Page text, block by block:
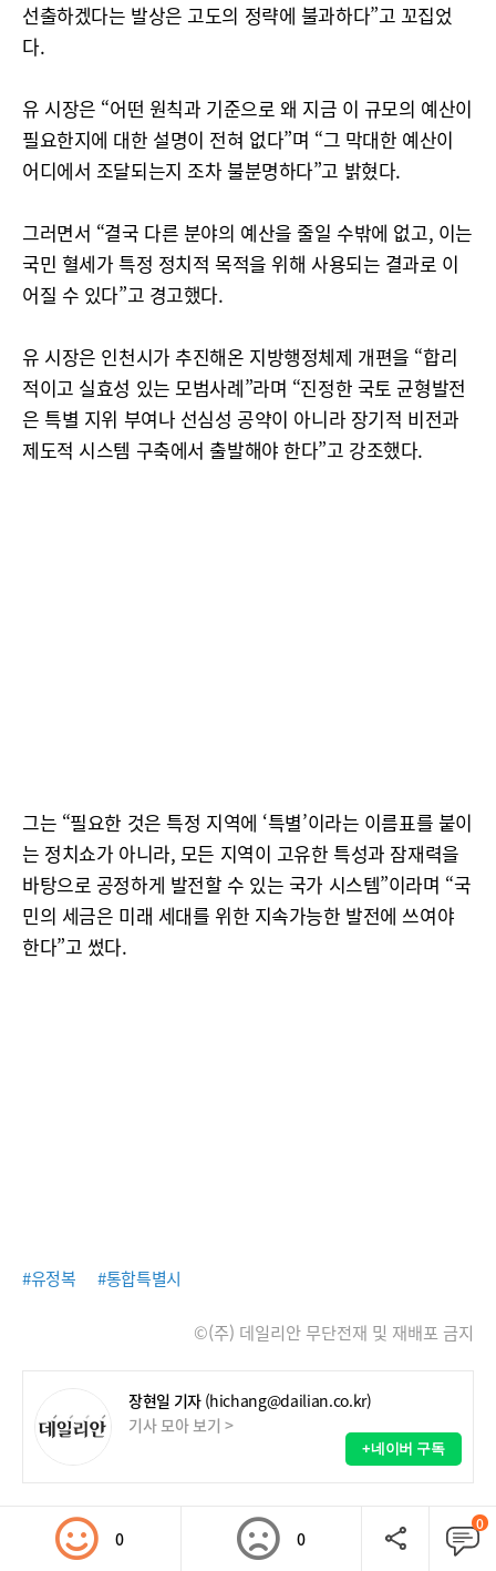
선출하겠다는 발상은 고도의 정략에 불과하다”고 꼬집었
다.
유 시장은 “어떤 원칙과 기준으로 왜 지금 이 규모의 예산이
필요한지에 대한 설명이 전혀 없다”며 “그 막대한 예산이
어디에서 조달되는지 조차 불분명하다”고 밝혔다.
그러면서 “결국 다른 분야의 예산을 줄일 수밖에 없고, 이는
국민 혈세가 특정 정치적 목적을 위해 사용되는 결과로 이
어질 수 있다”고 경고했다.
유 시장은 인천시가 추진해온 지방행정체제 개편을 “합리
적이고 실효성 있는 모범사례”라며 “진정한 국토 균형발전
은 특별 지위 부여나 선심성 공약이 아니라 장기적 비전과
제도적 시스템 구축에서 출발해야 한다”고 강조했다.
그는 “필요한 것은 특정 지역에 ‘특별’이라는 이름표를 붙이
는 정치쇼가 아니라, 모든 지역이 고유한 특성과 잠재력을
바탕으로 공정하게 발전할 수 있는 국가 시스템”이라며 “국
민의 세금은 미래 세대를 위한 지속가능한 발전에 쓰여야
한다”고 썼다.
#유정복 #통합특별시
©(주) 데일리안 무단전재 및 재배포 금지
장현일 기자 (hichang@dailian.co.kr)
기사 모아 보기 >
+네이버 구독
0 0
0